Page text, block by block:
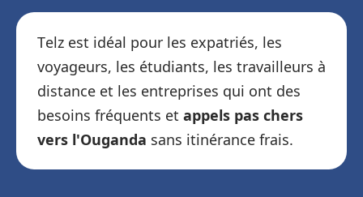
Telz est idéal pour les expatriés, les
voyageurs, les étudiants, les travailleurs à
distance et les entreprises qui ont des
besoins fréquents et appels pas chers
vers l'Ouganda sans itinérance frais.